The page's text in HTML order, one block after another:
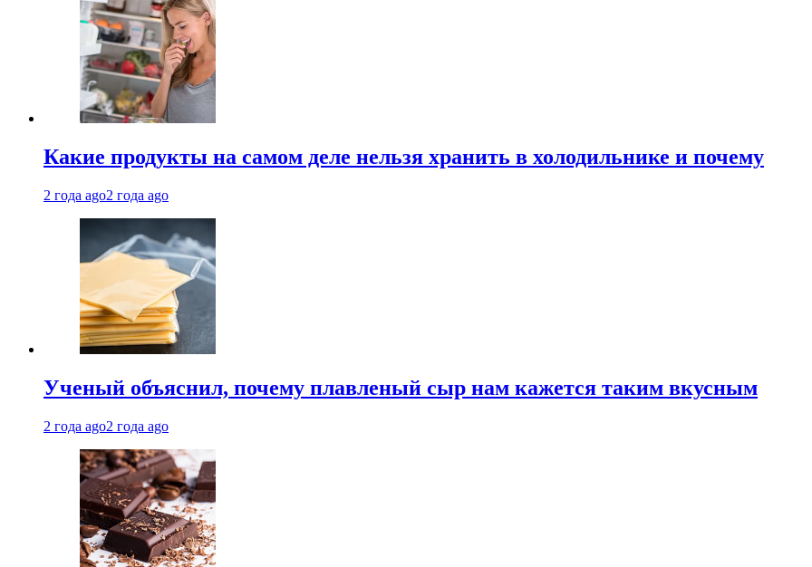
Какие продукты на самом деле нельзя хранить в холодильнике и почему
2 года ago2 года ago
Ученый объяснил, почему плавленый сыр нам кажется таким вкусным
2 года ago2 года ago